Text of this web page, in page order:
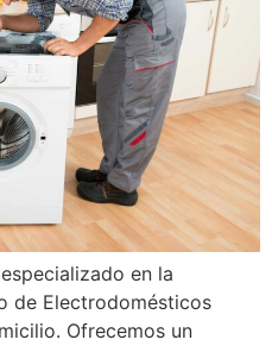
en la
de Electrodomésticos
Ofrecemos un